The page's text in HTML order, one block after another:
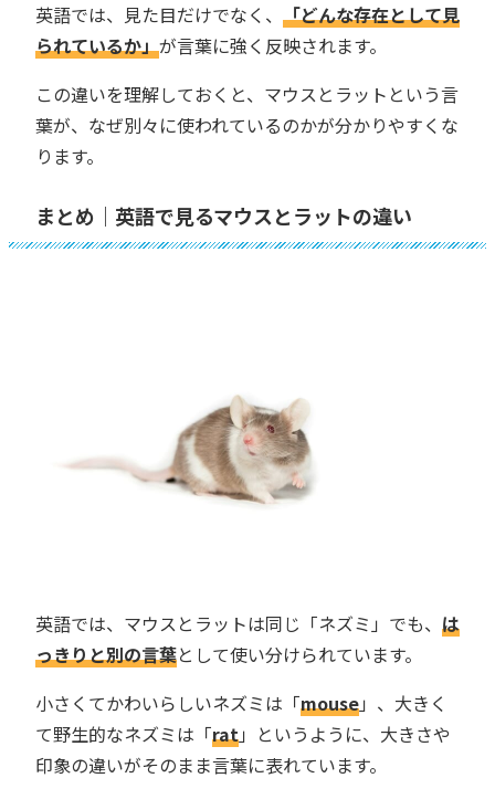
英語では、見た目だけでなく、 「どんな存在として見
られているか」が言葉に強く反映されます。
この違いを理解しておくと、マウスとラットという言
葉が、なぜ別々に使われているのかが分かりやすくな
ります。
まとめ｜英語で見るマウスとラットの違い
英語では、マウスとラットは同じ「ネズミ」でも、 は
っきりと別の言葉として使い分けられています。
小さくてかわいらしいネズミは「mouse」、大きく
て野生的なネズミは「rat」というように、大きさや
印象の違いがそのまま言葉に表れています。